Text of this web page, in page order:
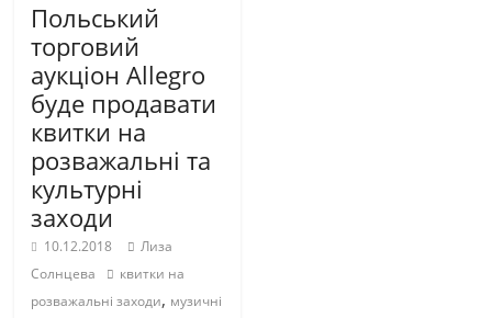
Польський
торговий
аукціон Allegro
буде продавати
квитки на
розважальні та
культурні
заходи
10.12.2018
Лиза
Солнцева
квитки на
розважальні заходи, музичні